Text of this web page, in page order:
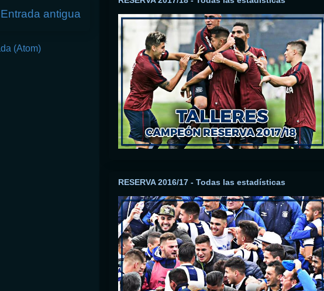
Entrada antigua
(Atom)
RESERVA 2016/17 - Todas las estadísticas